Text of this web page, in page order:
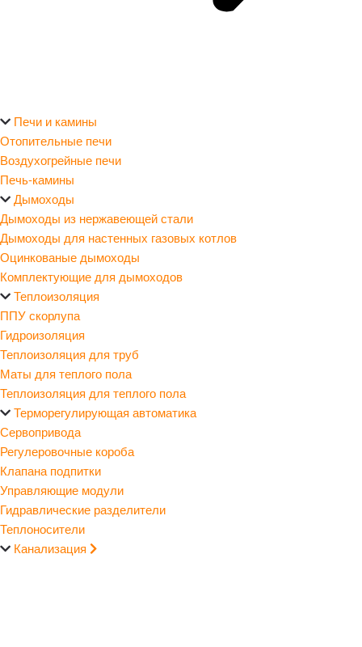
Печи и камины
Отопительные печи
Воздухогрейные печи
Печь-камины
Дымоходы
Дымоходы из нержавеющей стали
Дымоходы для настенных газовых котлов
Оцинкованые дымоходы
Комплектующие для дымоходов
Теплоизоляция
ППУ скорлупа
Гидроизоляция
Теплоизоляция для труб
Маты для теплого пола
Теплоизоляция для теплого пола
Терморегулирующая автоматика
Сервопривода
Регулеровочные короба
Клапана подпитки
Управляющие модули
Гидравлические разделители
Теплоносители
Канализация